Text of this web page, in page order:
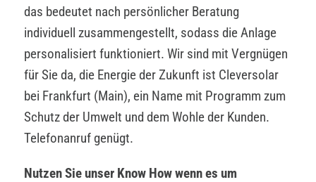
das bedeutet nach persönlicher Beratung
individuell zusammengestellt, sodass die Anlage
personalisiert funktioniert. Wir sind mit Vergnügen
für Sie da, die Energie der Zukunft ist Cleversolar
bei Frankfurt (Main), ein Name mit Programm zum
Schutz der Umwelt und dem Wohle der Kunden.
Telefonanruf genügt.
Nutzen Sie unser Know How wenn es um